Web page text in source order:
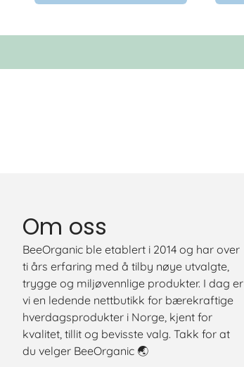
Om oss
BeeOrganic ble etablert i 2014 og har over
ti års erfaring med å tilby nøye utvalgte,
trygge og miljøvennlige produkter. I dag er
vi en ledende nettbutikk for bærekraftige
hverdagsprodukter i Norge, kjent for
kvalitet, tillit og bevisste valg. Takk for at
du velger BeeOrganic 🌏